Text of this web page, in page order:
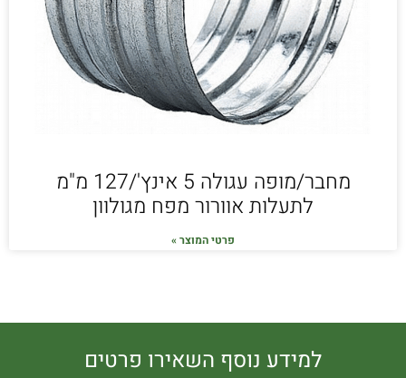
מחבר/מופה עגולה 5 אינץ'/127 מ"מ
לתעלות אוורור מפח מגולוון
פרטי המוצר »
למידע נוסף השאירו פרטים